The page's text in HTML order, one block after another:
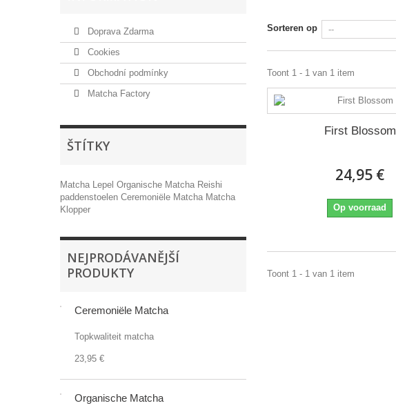
Doprava Zdarma
Cookies
Obchodní podmínky
Matcha Factory
ŠTÍTKY
Matcha Lepel Organische Matcha Reishi
paddenstoelen Ceremoniële Matcha Matcha
Klopper
NEJPRODÁVANĚJŠÍ
PRODUKTY
Ceremoniële Matcha
Topkwaliteit matcha
23,95 €
Organische Matcha
Sorteren op
Toont 1 - 1 van 1 item
First Blossom
24,95 €
Op voorraad
Toont 1 - 1 van 1 item